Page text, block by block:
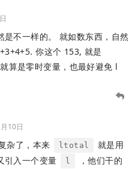
是不一样的。 就如数东西，自然
你这个 153, 就是
算是零时变量，也最好避免 l
10日
杂了，本来 ltotal
就是用
引入一个变量
l
，他们干的